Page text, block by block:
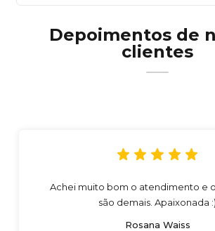
Depoimentos de
clientes
Achei muito bom o atendimento e
são demais. Apaixonada :)
Rosana Waiss